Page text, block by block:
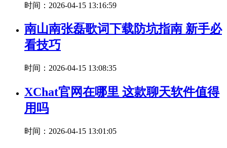
时间：2026-04-15 13:16:59
南山南张磊歌词下载防坑指南 新手必
看技巧
时间：2026-04-15 13:08:35
XChat官网在哪里 这款聊天软件值得
用吗
时间：2026-04-15 13:01:05